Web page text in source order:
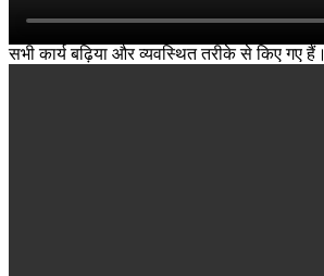
सभी कार्य बढ़िया और व्यवस्थित तरीके से किए गए हैं।